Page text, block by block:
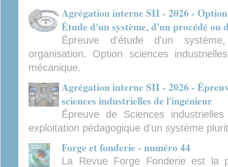
Agrégation interne SII - 2026 -
Étude d'un système, d'un procédé ou
Épreuve d'étude d'un
organisation. Option sciences
mécanique.
Agrégation interne SII - 2026 -
sciences industrielles de l'ingénieur
Épreuve de Sciences
exploitation pédagogique d'un système
Forge et fonderie - numéro 44
La Revue Forge Fonderie est la